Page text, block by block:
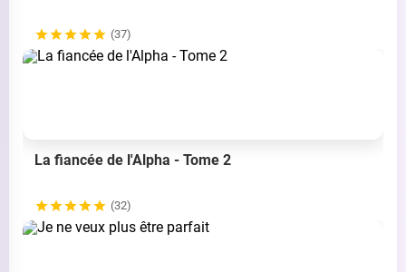
(37)
La fiancée de l'Alpha - Tome 2
(32)